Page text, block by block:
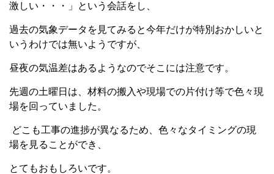
激しい・・・」という会話をし、
過去の気象データを見てみると今年だけが特別おかしいと
いうわけでは無いようですが、
昼夜の気温差はあるようなのでそこには注意です。
先週の土曜日は、材料の搬入や現場での片付け等で色々現
場を回っていました。
どこも工事の進捗が異なるため、色々なタイミングの現
場を見ることができ、
とてもおもしろいです。